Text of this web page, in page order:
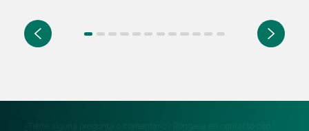
Predchádzajúca